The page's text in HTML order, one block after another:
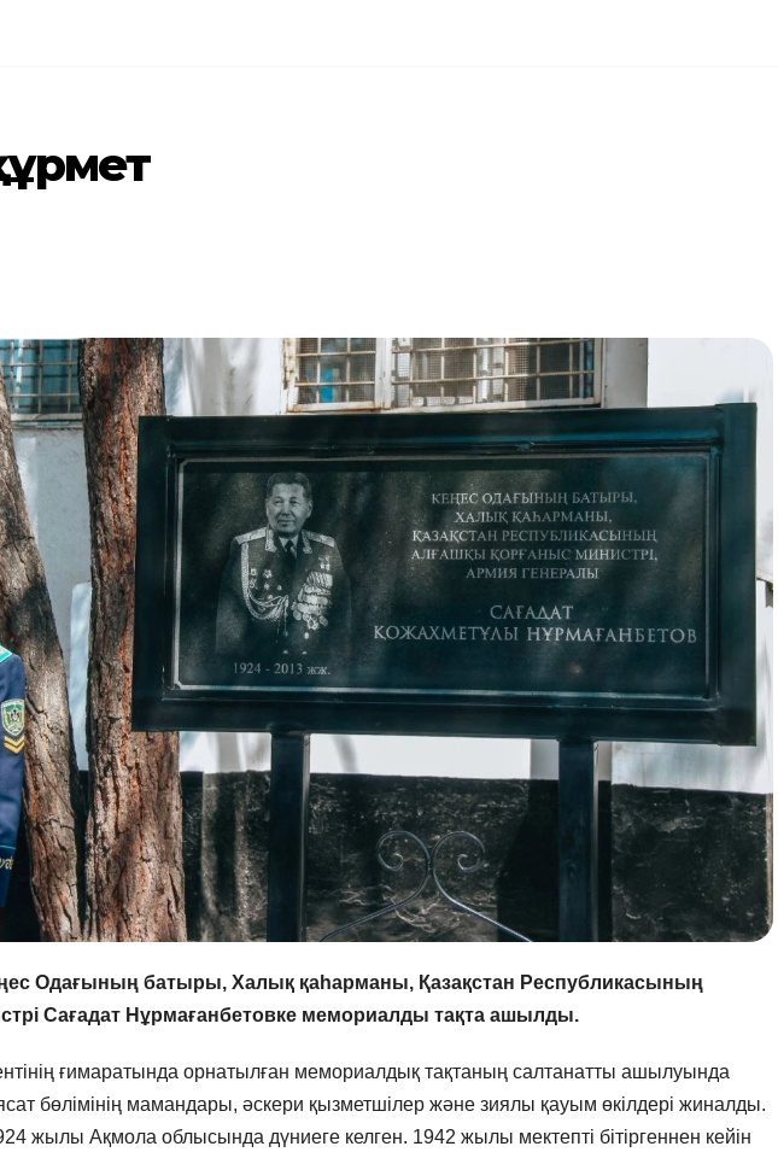
Одағының батыры, Халық қаһарманы, Қазақстан Республикасының
Сағадат Нұрмағанбетовке мемориалды тақта ашылды.
ғимаратында орнатылған мемориалдық тақтаның салтанатты ашылуында
бөлімінің мамандары, әскери қызметшілер және зиялы қауым өкілдері жиналды.
жылы Ақмола облысында дүниеге келген. 1942 жылы мектепті бітіргеннен кейін